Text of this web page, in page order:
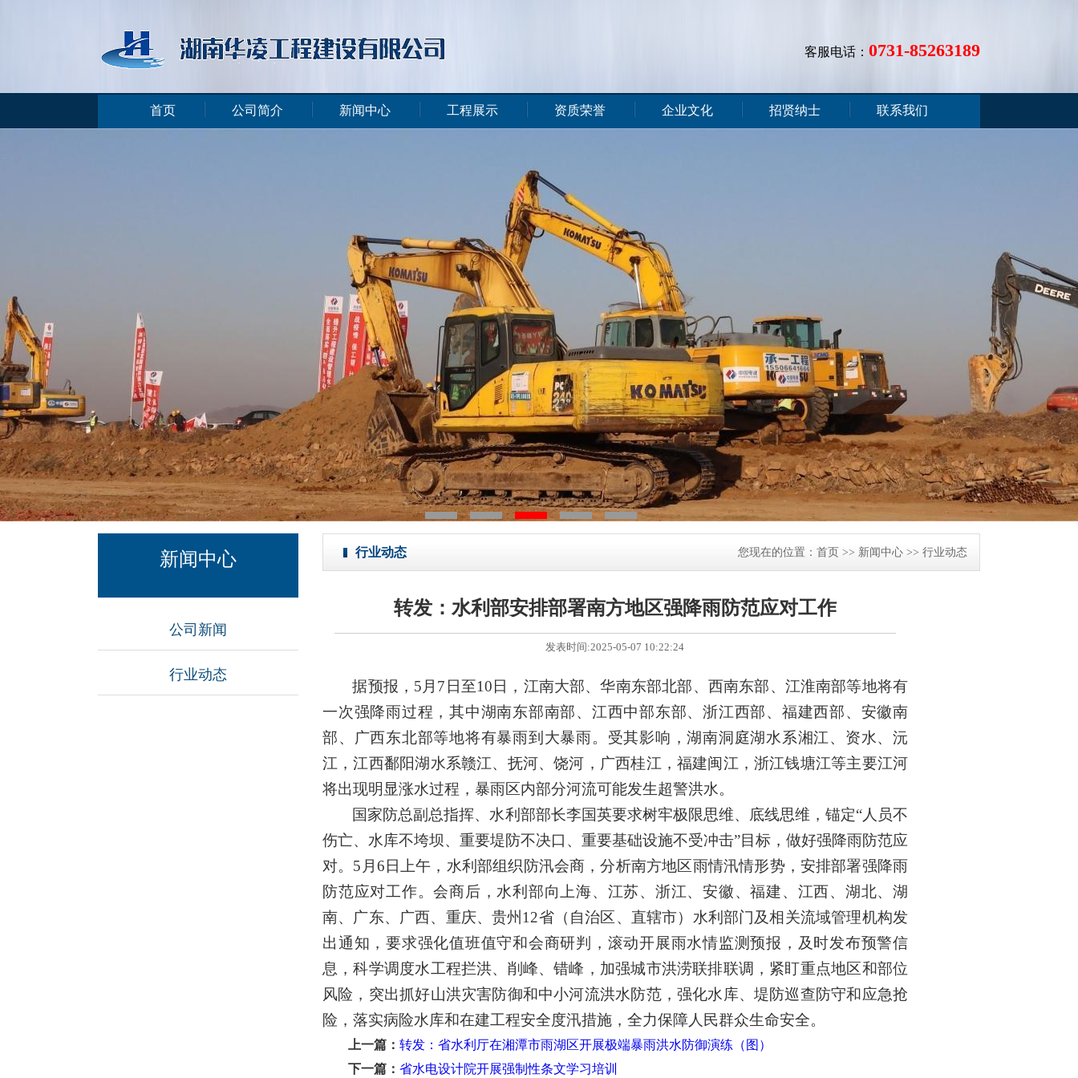
客服电话： 0731-85263189
首页 公司简介 新闻中心 工程展示 资质荣誉 企业文化 招贤纳士 联系我们
新闻中心
公司新闻
行业动态
行业动态 您现在的位置： 首页 >> 新闻中心 >> 行业动态
转发：水利部安排部署南方地区强降雨防范应对工作
发表时间:2025-05-07 10:22:24
据预报，5月7日至10日，江南大部、华南东部北部、西南东部、江淮南部等地将有
一次强降雨过程，其中湖南东部南部、江西中部东部、浙江西部、福建西部、安徽南
部、广西东北部等地将有暴雨到大暴雨。受其影响，湖南洞庭湖水系湘江、资水、沅
江，江西鄱阳湖水系赣江、抚河、饶河，广西桂江，福建闽江，浙江钱塘江等主要江河
将出现明显涨水过程，暴雨区内部分河流可能发生超警洪水。
国家防总副总指挥、水利部部长李国英要求树牢极限思维、底线思维，锚定“人员不
伤亡、水库不垮坝、重要堤防不决口、重要基础设施不受冲击”目标，做好强降雨防范应
对。5月6日上午，水利部组织防汛会商，分析南方地区雨情汛情形势，安排部署强降雨
防范应对工作。会商后，水利部向上海、江苏、浙江、安徽、福建、江西、湖北、湖
南、广东、广西、重庆、贵州12省（自治区、直辖市）水利部门及相关流域管理机构发
出通知，要求强化值班值守和会商研判，滚动开展雨水情监测预报，及时发布预警信
息，科学调度水工程拦洪、削峰、错峰，加强城市洪涝联排联调，紧盯重点地区和部位
风险，突出抓好山洪灾害防御和中小河流洪水防范，强化水库、堤防巡查防守和应急抢
险，落实病险水库和在建工程安全度汛措施，全力保障人民群众生命安全。
上一篇： 转发：省水利厅在湘潭市雨湖区开展极端暴雨洪水防御演练（图）
下一篇： 省水电设计院开展强制性条文学习培训